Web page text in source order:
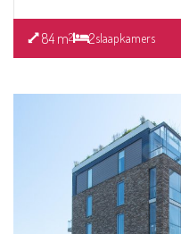
84 m2 2slaapkamers